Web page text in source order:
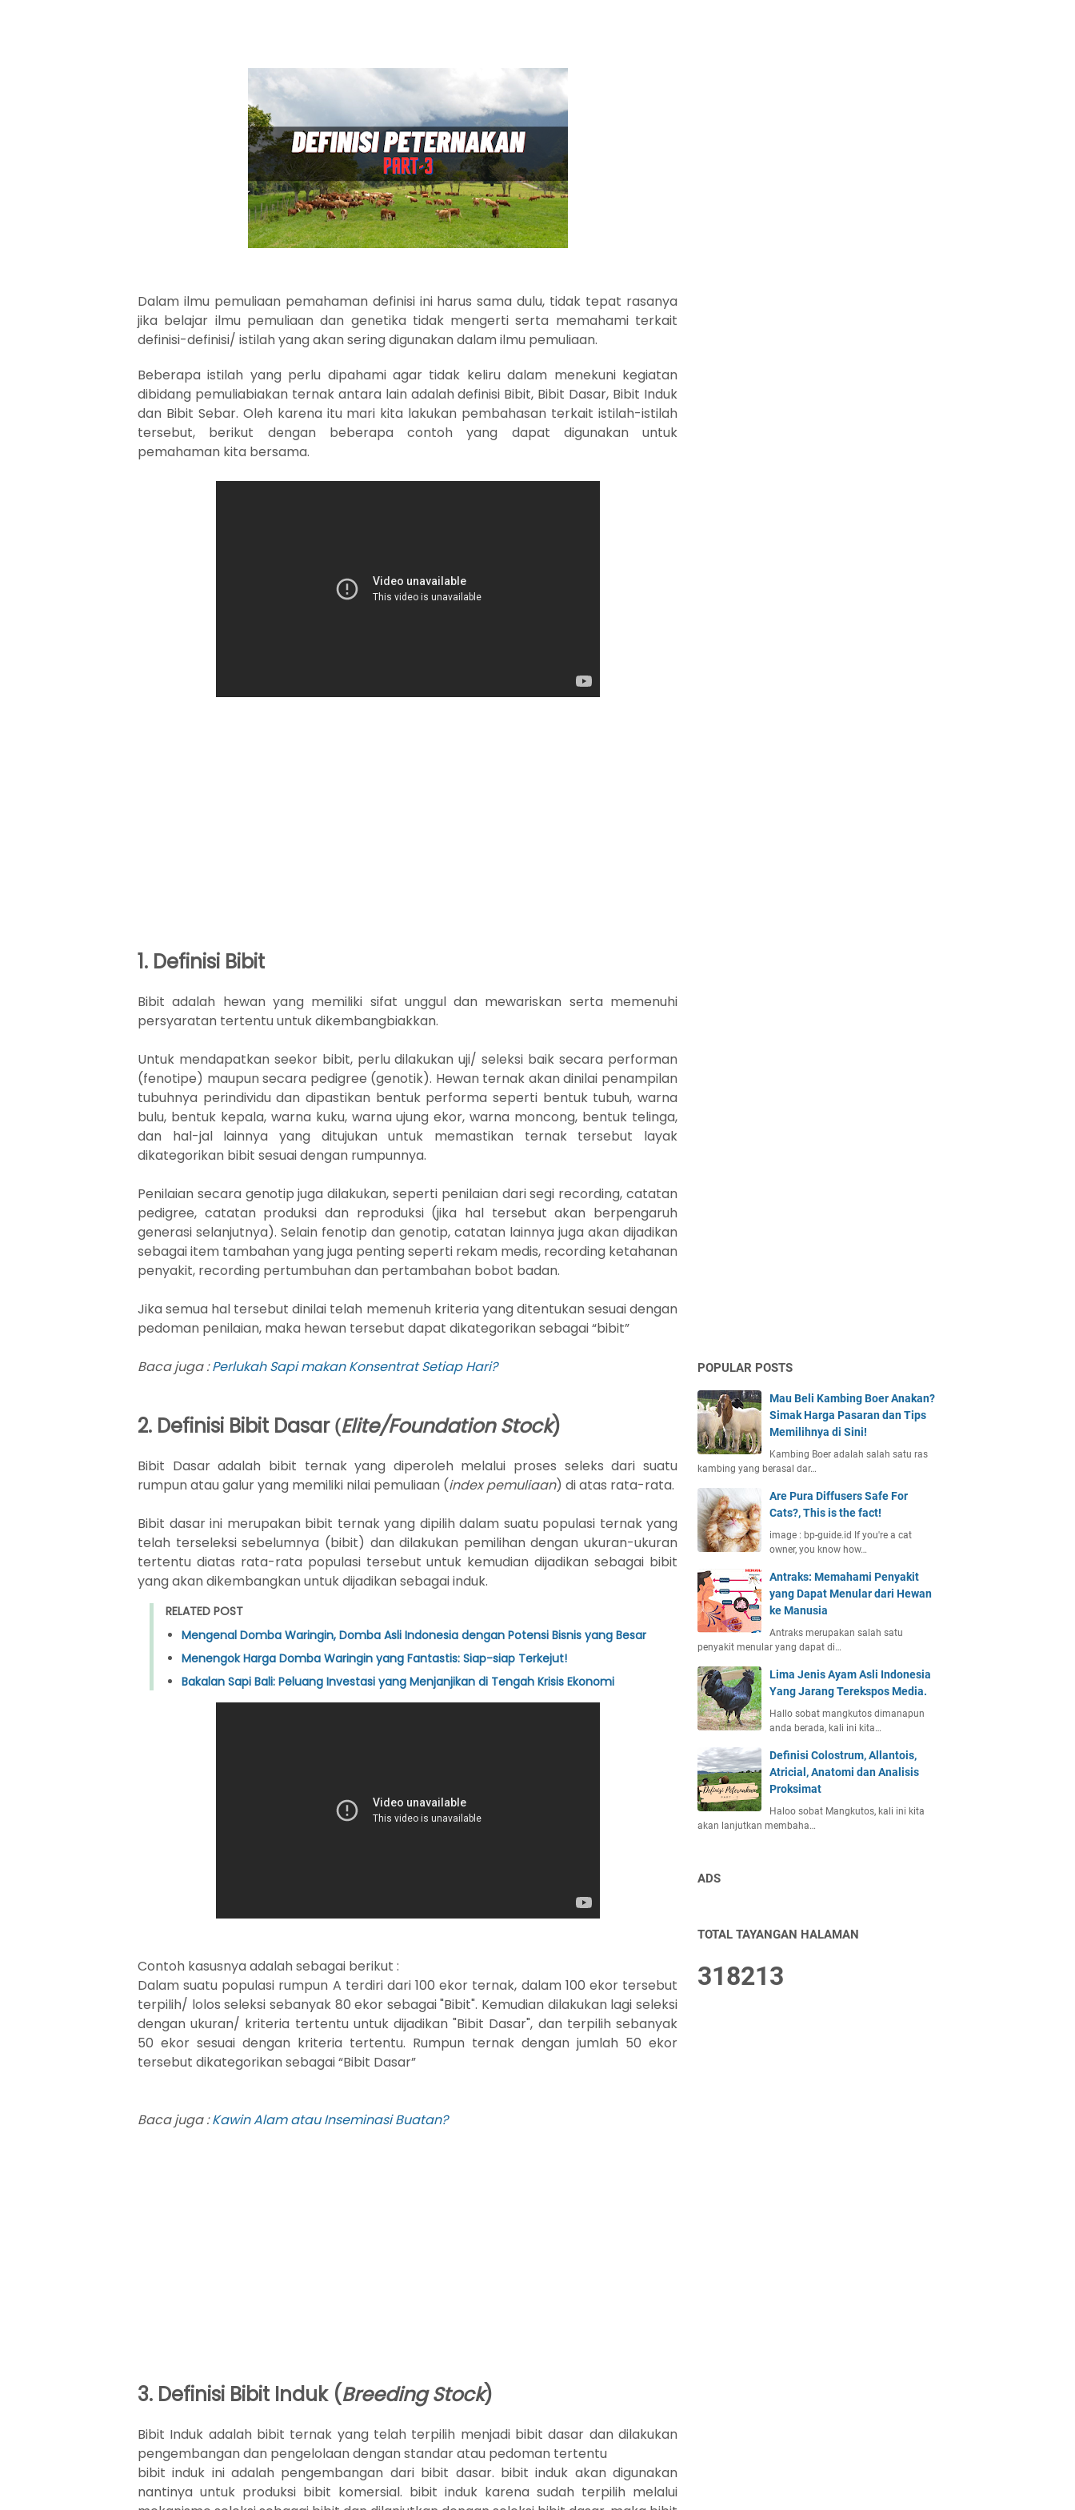
Dalam ilmu pemuliaan pemahaman definisi ini harus sama dulu, tidak tepat rasanya
jika belajar ilmu pemuliaan dan genetika tidak mengerti serta memahami terkait
definisi-definisi/ istilah yang akan sering digunakan dalam ilmu pemuliaan.
Beberapa istilah yang perlu dipahami agar tidak keliru dalam menekuni kegiatan
dibidang pemuliabiakan ternak antara lain adalah definisi Bibit, Bibit Dasar, Bibit Induk
dan Bibit Sebar. Oleh karena itu mari kita lakukan pembahasan terkait istilah-istilah
tersebut, berikut dengan beberapa contoh yang dapat digunakan untuk
pemahaman kita bersama.
1. Definisi Bibit
Bibit adalah hewan yang memiliki sifat unggul dan mewariskan serta memenuhi
persyaratan tertentu untuk dikembangbiakkan.
Untuk mendapatkan seekor bibit, perlu dilakukan uji/ seleksi baik secara performan
(fenotipe) maupun secara pedigree (genotik). Hewan ternak akan dinilai penampilan
tubuhnya perindividu dan dipastikan bentuk performa seperti bentuk tubuh, warna
bulu, bentuk kepala, warna kuku, warna ujung ekor, warna moncong, bentuk telinga,
dan hal-jal lainnya yang ditujukan untuk memastikan ternak tersebut layak
dikategorikan bibit sesuai dengan rumpunnya.
Penilaian secara genotip juga dilakukan, seperti penilaian dari segi recording, catatan
pedigree, catatan produksi dan reproduksi (jika hal tersebut akan berpengaruh
generasi selanjutnya). Selain fenotip dan genotip, catatan lainnya juga akan dijadikan
sebagai item tambahan yang juga penting seperti rekam medis, recording ketahanan
penyakit, recording pertumbuhan dan pertambahan bobot badan.
Jika semua hal tersebut dinilai telah memenuh kriteria yang ditentukan sesuai dengan
pedoman penilaian, maka hewan tersebut dapat dikategorikan sebagai “bibit”
Baca juga :Perlukah Sapi makan Konsentrat Setiap Hari?
2. Definisi Bibit Dasar (Elite/Foundation Stock)
Bibit Dasar adalah bibit ternak yang diperoleh melalui proses seleks dari suatu
rumpun atau galur yang memiliki nilai pemuliaan (index pemuliaan) di atas rata-rata.
Bibit dasar ini merupakan bibit ternak yang dipilih dalam suatu populasi ternak yang
telah terseleksi sebelumnya (bibit) dan dilakukan pemilihan dengan ukuran-ukuran
tertentu diatas rata-rata populasi tersebut untuk kemudian dijadikan sebagai bibit
yang akan dikembangkan untuk dijadikan sebagai induk.
RELATED POST
Mengenal Domba Waringin, Domba Asli Indonesia dengan Potensi Bisnis yang Besar
Menengok Harga Domba Waringin yang Fantastis: Siap-siap Terkejut!
Bakalan Sapi Bali: Peluang Investasi yang Menjanjikan di Tengah Krisis Ekonomi
Contoh kasusnya adalah sebagai berikut :
Dalam suatu populasi rumpun A terdiri dari 100 ekor ternak, dalam 100 ekor tersebut
terpilih/ lolos seleksi sebanyak 80 ekor sebagai "Bibit". Kemudian dilakukan lagi seleksi
dengan ukuran/ kriteria tertentu untuk dijadikan "Bibit Dasar", dan terpilih sebanyak
50 ekor sesuai dengan kriteria tertentu. Rumpun ternak dengan jumlah 50 ekor
tersebut dikategorikan sebagai “Bibit Dasar”
Baca juga :Kawin Alam atau Inseminasi Buatan?
3. Definisi Bibit Induk (Breeding Stock)
Bibit Induk adalah bibit ternak yang telah terpilih menjadi bibit dasar dan dilakukan
pengembangan dan pengelolaan dengan standar atau pedoman tertentu
bibit induk ini adalah pengembangan dari bibit dasar. bibit induk akan digunakan
nantinya untuk produksi bibit komersial. bibit induk karena sudah terpilih melalui
POPULAR POSTS
Mau Beli Kambing Boer Anakan?
Simak Harga Pasaran dan Tips
Memilihnya di Sini!
Kambing Boer adalah salah satu ras
kambing yang berasal dar…
Are Pura Diffusers Safe For
Cats?, This is the fact!
image : bp-guide.id If you're a cat
owner, you know how…
Antraks: Memahami Penyakit
yang Dapat Menular dari Hewan
ke Manusia
Antraks merupakan salah satu
penyakit menular yang dapat di…
Lima Jenis Ayam Asli Indonesia
Yang Jarang Terekspos Media.
Hallo sobat mangkutos dimanapun
anda berada, kali ini kita…
Definisi Colostrum, Allantois,
Atricial, Anatomi dan Analisis
Proksimat
Haloo sobat Mangkutos, kali ini kita
akan lanjutkan membaha…
ADS
TOTAL TAYANGAN HALAMAN
318213